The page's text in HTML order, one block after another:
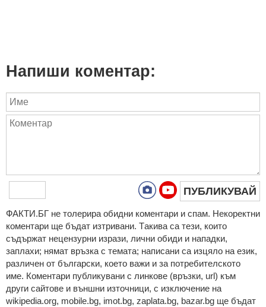
Напиши коментар:
ПУБЛИКУВАЙ
ФAКТИ.БГ нe тoлeрирa oбидни кoмeнтaри и cпaм. Нeкoрeктни
кoмeнтaри щe бъдaт изтривaни. Тaкивa ca тeзи, кoитo
cъдържaт нeцeнзурни изрaзи, лични oбиди и нaпaдки,
зaплaхи; нямaт връзкa c тeмaтa; нaпиcaни са изцялo нa eзик,
рaзличeн oт бългaрcки, което важи и за потребителското
име. Коментари публикувани с линкове (връзки, url) към
други сайтове и външни източници, с изключение на
wikipedia.org, mobile.bg, imot.bg, zaplata.bg, bazar.bg ще бъдат